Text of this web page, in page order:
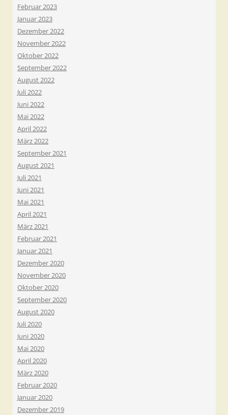
Februar 2023
Januar 2023
Dezember 2022
November 2022
Oktober 2022
September 2022
August 2022
Juli 2022
Juni 2022
Mai 2022
April 2022
März 2022
September 2021
August 2021
Juli 2021
Juni 2021
Mai 2021
April 2021
März 2021
Februar 2021
Januar 2021
Dezember 2020
November 2020
Oktober 2020
September 2020
August 2020
Juli 2020
Juni 2020
Mai 2020
April 2020
März 2020
Februar 2020
Januar 2020
Dezember 2019